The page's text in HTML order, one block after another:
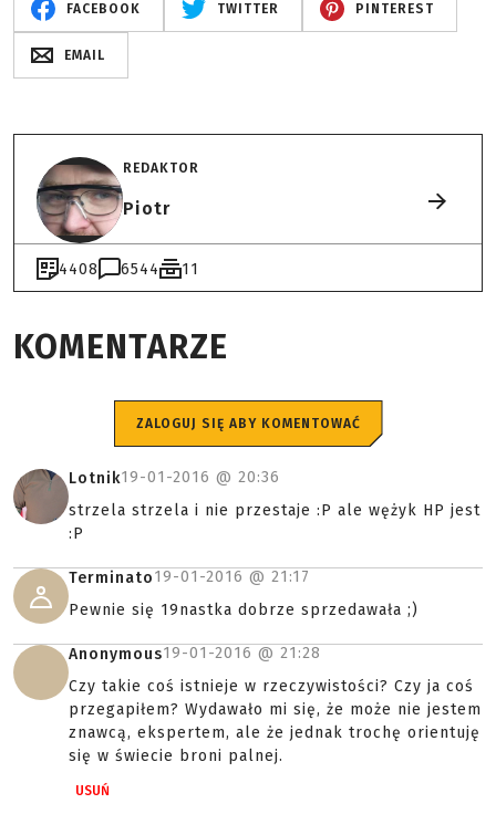
FACEBOOK TWITTER PINTEREST
EMAIL
REDAKTOR
Piotr
4408 6544 11
KOMENTARZE
ZALOGUJ SIĘ ABY KOMENTOWAĆ
Lotnik19-01-2016 @ 20:36
strzela strzela i nie przestaje :P ale wężyk HP jest
:P
Terminato19-01-2016 @ 21:17
Pewnie się 19nastka dobrze sprzedawała ;)
Anonymous19-01-2016 @ 21:28
Czy takie coś istnieje w rzeczywistości? Czy ja coś
przegapiłem? Wydawało mi się, że może nie jestem
znawcą, ekspertem, ale że jednak trochę orientuję
się w świecie broni palnej.
USUŃ